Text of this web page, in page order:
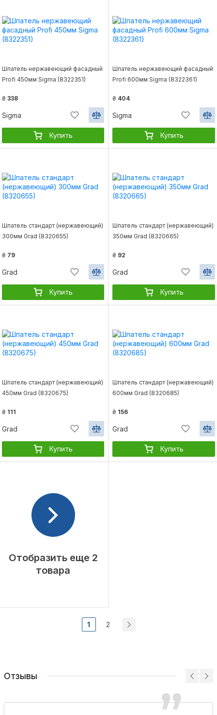
Шпатель нержавеющий фасадный
Profi 450мм Sigma (8322351)
₴ 338
Sigma
Купить
Шпатель нержавеющий фасадный
Profi 600мм Sigma (8322361)
₴ 404
Sigma
Купить
Шпатель стандарт (нержавеющий)
300мм Grad (8320655)
₴ 79
Grad
Купить
Шпатель стандарт (нержавеющий)
350мм Grad (8320665)
₴ 92
Grad
Купить
Шпатель стандарт (нержавеющий)
450мм Grad (8320675)
₴ 111
Grad
Купить
Шпатель стандарт (нержавеющий)
600мм Grad (8320685)
₴ 156
Grad
Купить
Отобразить еще 2
товара
1 2
Отзывы